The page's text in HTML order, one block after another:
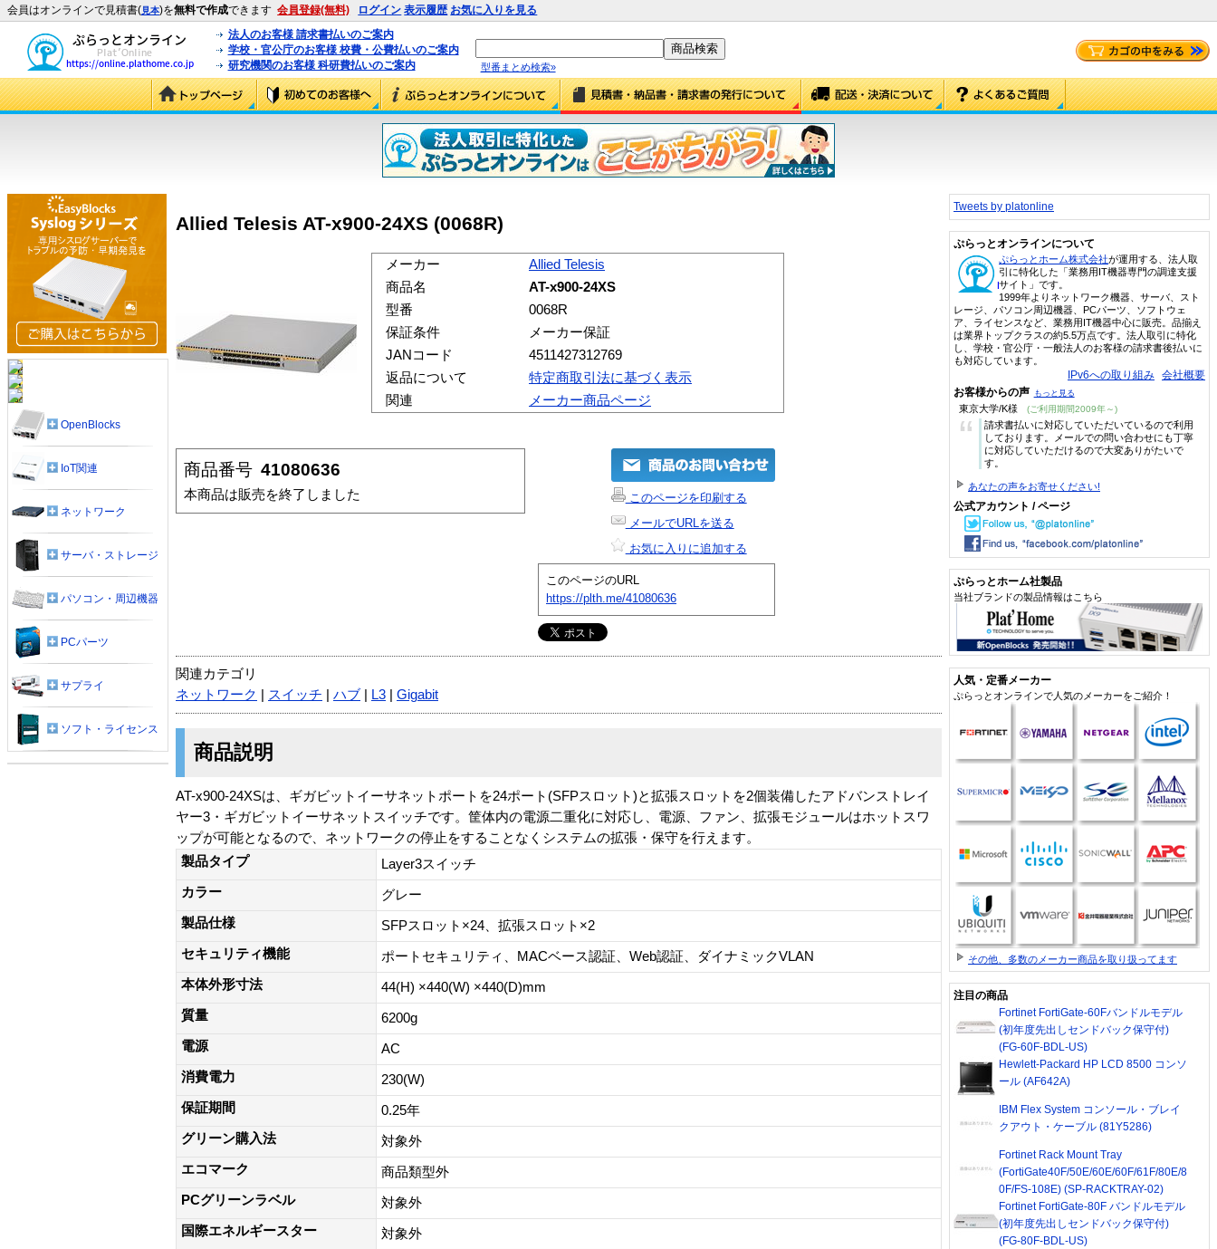
会員はオンラインで見積書(見本)を無料で作成できます 会員登録(無料) ログイン 表示履歴 お気に入りを見る
法人のお客様 請求書払いのご案内
学校・官公庁のお客様 校費・公費払いのご案内
研究機関のお客様 科研費払いのご案内
型番まとめ検索»
Allied Telesis AT-x900-24XS (0068R)
メーカー
Allied Telesis
商品名
AT-x900-24XS
型番
0068R
保証条件
メーカー保証
JANコード
4511427312769
返品について
特定商取引法に基づく表示
関連
メーカー商品ページ
商品番号 41080636
本商品は販売を終了しました
このページを印刷する
メールでURLを送る
お気に入りに追加する
このページのURL
https://plth.me/41080636
関連カテゴリ
ネットワーク
スイッチ ハブ L3 Gigabit
商品説明
AT-x900-24XSは、ギガビットイーサネットポートを24ポート(SFPスロット)と拡張スロットを2個装備したアドバンストレイ
ヤー3・ギガビットイーサネットスイッチです。筐体内の電源二重化に対応し、電源、ファン、拡張モジュールはホットスワ
ップが可能となるので、ネットワークの停止をすることなくシステムの拡張・保守を行えます。
製品タイプ
Layer3スイッチ
カラー
グレー
製品仕様
SFPスロット×24、拡張スロット×2
セキュリティ機能
ポートセキュリティ、MACベース認証、Web認証、ダイナミックVLAN
本体外形寸法
44(H) ×440(W) ×440(D)mm
質量
6200g
電源
AC
消費電力
230(W)
保証期間
0.25年
グリーン購入法
対象外
エコマーク
商品類型外
PCグリーンラベル
対象外
国際エネルギースター
対象外
OpenBlocks
IoT関連
ネットワーク
サーバ・ストレージ
パソコン・周辺機器
PCパーツ
サプライ
ソフト・ライセンス
Tweets by platonline
ぷらっとオンラインについて
ぷらっとホーム株式会社が運用する、法人取
引に特化した「業務用IT機器専門の調達支援
サイト」です。
1999年よりネットワーク機器、サーバ、スト
レージ、パソコン周辺機器、PCパーツ、ソフトウェ
ア、ライセンスなど、業務用IT機器中心に販売。品揃え
は業界トップクラスの約5.5万点です。法人取引に特化
し、学校・官公庁・一般法人のお客様の請求書後払いに
も対応しています。
IPv6への取り組み 会社概要
お客様からの声 もっと見る
東京大学/K様 (ご利用期間2009年～)
“
請求書払いに対応していただいているので利用
しております。メールでの問い合わせにも丁寧
に対応していただけるので大変ありがたいで
す。
あなたの声をお寄せください!
公式アカウント / ページ
ぷらっとホーム社製品
当社ブランドの製品情報はこちら
人気・定番メーカー
ぷらっとオンラインで人気のメーカーをご紹介！
その他、多数のメーカー商品を取り扱ってます
注目の商品
Fortinet FortiGate-60Fバンドルモデル
(初年度先出しセンドバック保守付)
(FG-60F-BDL-US)
Hewlett-Packard HP LCD 8500 コンソ
ール (AF642A)
IBM Flex System コンソール・ブレイ
クアウト・ケーブル (81Y5286)
Fortinet Rack Mount Tray
(FortiGate40F/50E/60E/60F/61F/80E/8
0F/FS-108E) (SP-RACKTRAY-02)
Fortinet FortiGate-80F バンドルモデル
(初年度先出しセンドバック保守付)
(FG-80F-BDL-US)